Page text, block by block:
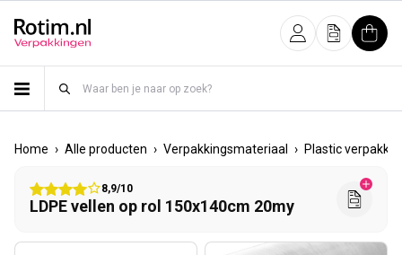
InloggenOfferte
Home › Alle producten › Verpakkingsmateriaal › Plastic
8,9/10
LDPE vellen op rol 150x140cm 20my